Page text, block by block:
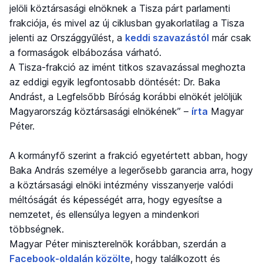
jelöli köztársasági elnöknek a Tisza párt parlamenti
frakciója, és mivel az új ciklusban gyakorlatilag a Tisza
jelenti az Országgyűlést, a keddi szavazástól már csak
a formaságok elbábozása várható.
A Tisza-frakció az imént titkos szavazással meghozta
az eddigi egyik legfontosabb döntését: Dr. Baka
Andrást, a Legfelsőbb Bíróság korábbi elnökét jelöljük
Magyarország köztársasági elnökének” – írta Magyar
Péter.
A kormányfő szerint a frakció egyetértett abban, hogy
Baka András személye a legerősebb garancia arra, hogy
a köztársasági elnöki intézmény visszanyerje valódi
méltóságát és képességét arra, hogy egyesítse a
nemzetet, és ellensúlya legyen a mindenkori
többségnek.
Magyar Péter miniszterelnök korábban, szerdán a
Facebook-oldalán közölte, hogy találkozott és